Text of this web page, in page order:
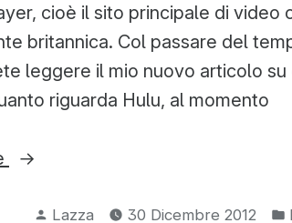
cioè il sito principale di video
britannica. Col passare del
leggere il mio nuovo articolo
riguarda Hulu, al momento
“Guardare
scaricarePubblicato
Lazza 30 Dicembre 2012